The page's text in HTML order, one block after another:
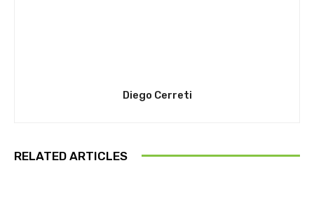
Diego Cerreti
RELATED ARTICLES